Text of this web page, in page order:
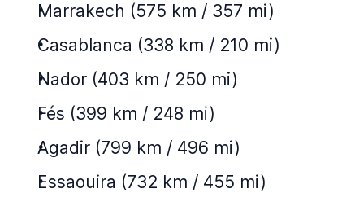
Marrakech (575 km / 357 mi)
Casablanca (338 km / 210 mi)
Nador (403 km / 250 mi)
Fés (399 km / 248 mi)
Agadir (799 km / 496 mi)
Essaouira (732 km / 455 mi)